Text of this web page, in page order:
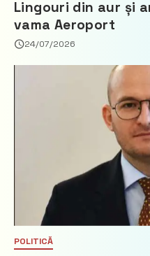
Lingouri din aur și
vama Aeroport
24/07/2026
POLITICĂ